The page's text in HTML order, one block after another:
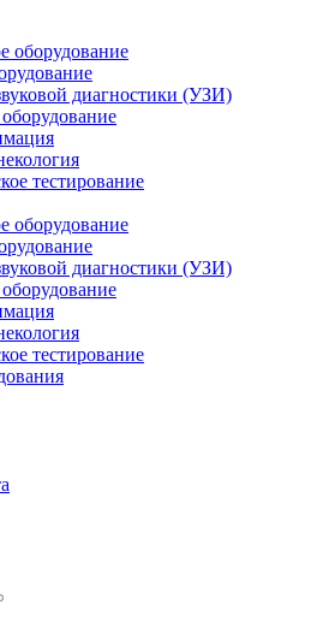
оборудование
диагностики (УЗИ)
тестирование
оборудование
диагностики (УЗИ)
тестирование